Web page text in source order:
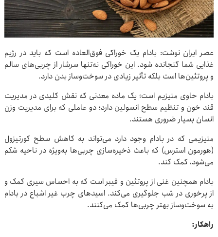
عصر ایران نوشت: بادام‌ یک خوراکی فوق‌العاده است که باید در رژیم
غذایی شما گنجانده شود. این خوراکی نه‌تنها سرشار از چربی‌های سالم
و پروتئین‌ها است بلکه تأثیر زیادی در سوخت‌وساز بدن دارد.
بادام حاوی منیزیم است؛ یک ماده معدنی که نقش کلیدی در مدیریت
قند خون و تنظیم سطح انسولین دارد؛ دو عاملی که برای مدیریت وزن
انسان بسیار ضروری هستند.
منیزیمی که در بادام‌ وجود دارد می‌تواند به کاهش سطح کورتیزول
(هورمون استرس) که باعث ذخیره‌سازی چربی‌ها به‌ویژه در ناحیه شکم
می‌شود، کمک کند.
بادام همچنین غنی از پروتئین و فیبر است که به احساس سیری کمک و
از پرخوری در شب جلوگیری می‌کند. اسیدهای چرب غیر اشباع در بادام‌
به سوخت‌وساز بهتر چربی‌ها کمک می‌کنند.
راهکار: